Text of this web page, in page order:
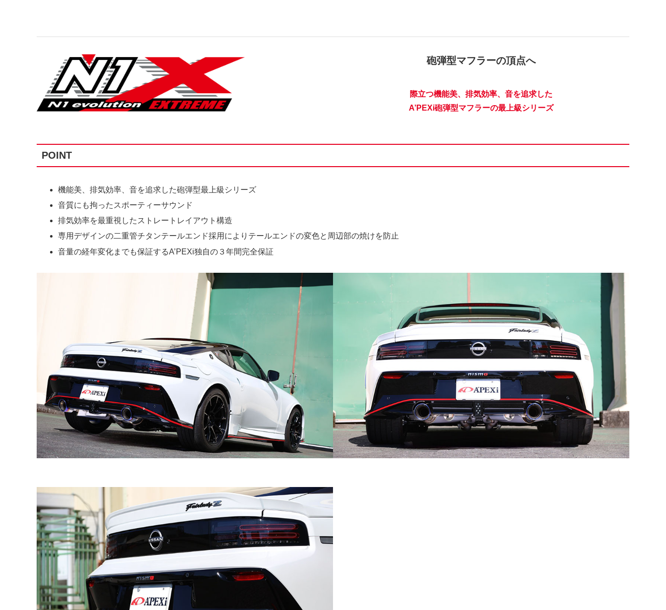
砲弾型マフラーの頂点へ
際立つ機能美、排気効率、音を追求した
A’PEXi砲弾型マフラーの最上級シリーズ
POINT
機能美、排気効率、音を追求した砲弾型最上級シリーズ
音質にも拘ったスポーティーサウンド
排気効率を最重視したストレートレイアウト構造
専用デザインの二重管チタンテールエンド採用によりテールエンドの変色と周辺部の焼けを防止
音量の経年変化までも保証するA’PEXi独自の３年間完全保証